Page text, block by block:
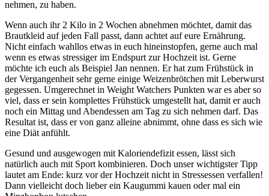
nehmen, zu haben.
Wenn auch ihr 2 Kilo in 2 Wochen abnehmen möchtet, damit das
Brautkleid auf jeden Fall passt, dann achtet auf eure Ernährung.
Nicht einfach wahllos etwas in euch hineinstopfen, gerne auch mal
wenn es etwas stressiger im Endspurt zur Hochzeit ist. Gerne
möchte ich euch als Beispiel Jan nennen. Er hat zum Frühstück in
der Vergangenheit sehr gerne einige Weizenbrötchen mit Leberwurst
gegessen. Umgerechnet in Weight Watchers Punkten war es aber so
viel, dass er sein komplettes Frühstück umgestellt hat, damit er auch
noch ein Mittag und Abendessen am Tag zu sich nehmen darf. Das
Resultat ist, dass er von ganz alleine abnimmt, ohne dass es sich wie
eine Diät anfühlt.
Gesund und ausgewogen mit Kaloriendefizit essen, lässt sich
natürlich auch mit Sport kombinieren. Doch unser wichtigster Tipp
lautet am Ende: kurz vor der Hochzeit nicht in Stressessen verfallen!
Dann vielleicht doch lieber ein Kaugummi kauen oder mal ein